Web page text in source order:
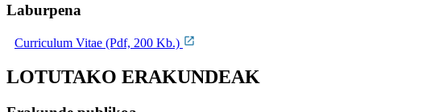
Laburpena
Curriculum Vitae (Pdf, 200 Kb.)
LOTUTAKO ERAKUNDEAK